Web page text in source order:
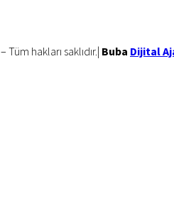
– Tüm hakları saklıdır.| Buba Dijital